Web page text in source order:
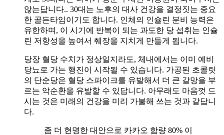
않는답니다.. 30대는 노후의 대사 건강을 결정짓는 중요
한 골든타임이기도 합니다. 인체의 인슐린 분비 능력은
유한하며, 이 시기에 반복이 되는 과도한 당 섭취는 인슐
린 저항성을 높여서 췌장을 지치게 만들게 됩니다.
당장 혈당 수치가 정상일지라도, 체내에서는 이미 예비
당뇨로 가는 행진이 시작될 수 있습니다. 가공된 초콜릿
의 단순당은 혈당 스파이크를 유발해서 더 큰 갈망을 부
르는 악순환을 유발할 수 있답니다. 아무래도 마음껏 드
시는 것은 미래의 건강을 미리 가불해 쓰는 것과 같답니
다.
좀 더 현명한 대안으로 카카오 함량 80% 이